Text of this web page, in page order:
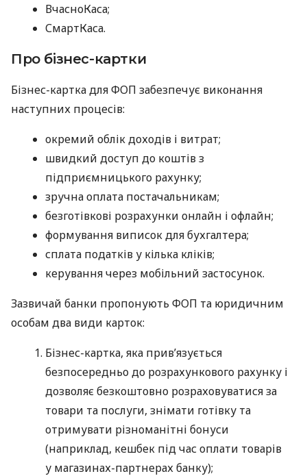
ВчасноКаса;
СмартКаса.
Про бізнес-картки
Бізнес-картка для ФОП забезпечує виконання
наступних процесів:
окремий облік доходів і витрат;
швидкий доступ до коштів з
підприємницького рахунку;
зручна оплата постачальникам;
безготівкові розрахунки онлайн і офлайн;
формування виписок для бухгалтера;
сплата податків у кілька кліків;
керування через мобільний застосунок.
Зазвичай банки пропонують ФОП та юридичним
особам два види карток:
Бізнес-картка, яка прив’язується
безпосередньо до розрахункового рахунку і
дозволяє безкоштовно розраховуватися за
товари та послуги, знімати готівку та
отримувати різноманітні бонуси
(наприклад, кешбек під час оплати товарів
у магазинах-партнерах банку);